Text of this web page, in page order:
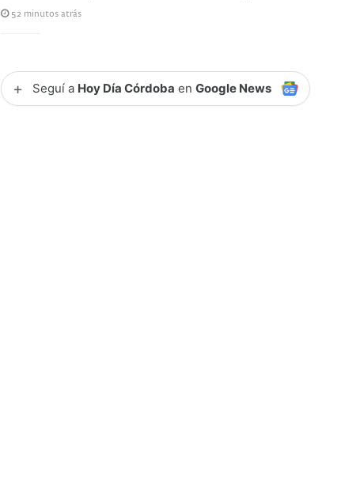
52 minutos atrás
+ Seguí a Hoy Día Córdoba enGoogle News